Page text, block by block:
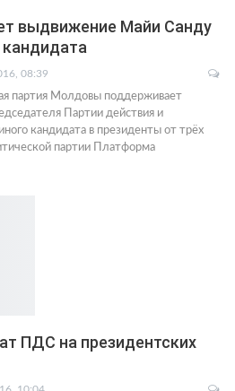
выдвижение Майи Санду
кандидата
08:39
партия Молдовы поддерживает
Партии действия и
кандидата в президенты от трёх
партии Платформа
ПДС на президентских